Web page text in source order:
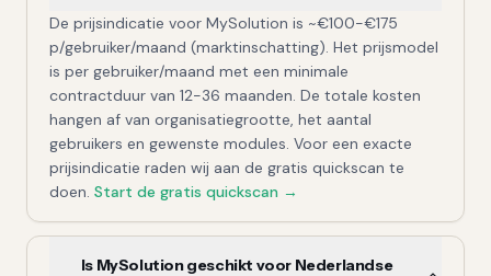
De prijsindicatie voor MySolution is ~€100-€175
p/gebruiker/maand (marktinschatting). Het prijsmodel
is per gebruiker/maand met een minimale
contractduur van 12-36 maanden. De totale kosten
hangen af van organisatiegrootte, het aantal
gebruikers en gewenste modules. Voor een exacte
prijsindicatie raden wij aan de gratis quickscan te
doen. Start de gratis quickscan →
Is MySolution geschikt voor Nederlandse